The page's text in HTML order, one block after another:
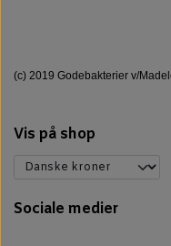
(c) 2019 Godebakterier v/
Vis på shop
Sociale medier